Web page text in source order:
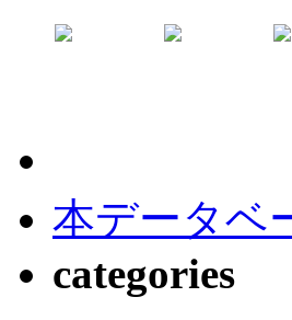
本データベ
categories